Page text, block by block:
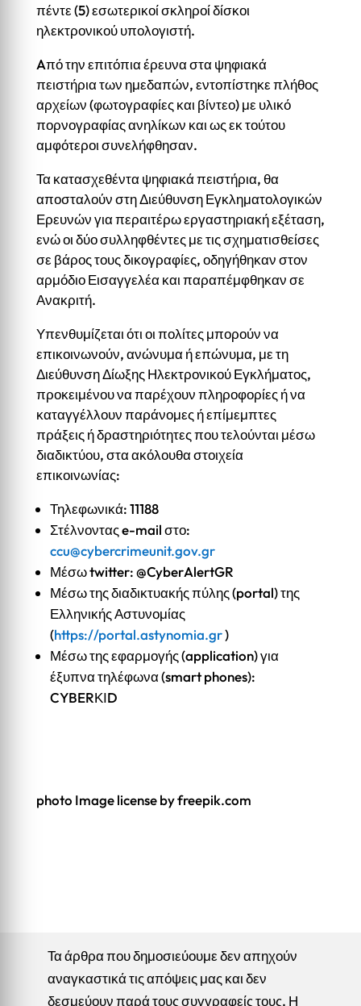
πέντε (5) εσωτερικοί σκληροί δίσκοι
ηλεκτρονικού υπολογιστή.
Aπό την επιτόπια έρευνα στα ψηφιακά
πειστήρια των ημεδαπών, εντοπίστηκε πλήθος
αρχείων (φωτογραφίες και βίντεο) με υλικό
πορνογραφίας ανηλίκων και ως εκ τούτου
αμφότεροι συνελήφθησαν.
Τα κατασχεθέντα ψηφιακά πειστήρια, θα
αποσταλούν στη Διεύθυνση Εγκληματολογικών
Ερευνών για περαιτέρω εργαστηριακή εξέταση,
ενώ οι δύο συλληφθέντες με τις σχηματισθείσες
σε βάρος τους δικογραφίες, οδηγήθηκαν στον
αρμόδιο Εισαγγελέα και παραπέμφθηκαν σε
Ανακριτή.
Υπενθυμίζεται ότι οι πολίτες μπορούν να
επικοινωνούν, ανώνυμα ή επώνυμα, με τη
Διεύθυνση Δίωξης Ηλεκτρονικού Εγκλήματος,
προκειμένου να παρέχουν πληροφορίες ή να
καταγγέλλουν παράνομες ή επίμεμπτες
πράξεις ή δραστηριότητες που τελούνται μέσω
διαδικτύου, στα ακόλουθα στοιχεία
επικοινωνίας:
Τηλεφωνικά: 11188
Στέλνοντας e-mail στο:
ccu@cybercrimeunit.gov.gr
Μέσω twitter: @CyberAlertGR
Μέσω της διαδικτυακής πύλης (portal) της
Ελληνικής Αστυνομίας
(https://portal.astynomia.gr)
Μέσω της εφαρμογής (application) για
έξυπνα τηλέφωνα (smart phones):
CYBERΚΙD
photo Image license by freepik.com
Τα άρθρα που δημοσιεύουμε δεν απηχούν
αναγκαστικά τις απόψεις μας και δεν
δεσμεύουν παρά τους συγγραφείς τους. Η